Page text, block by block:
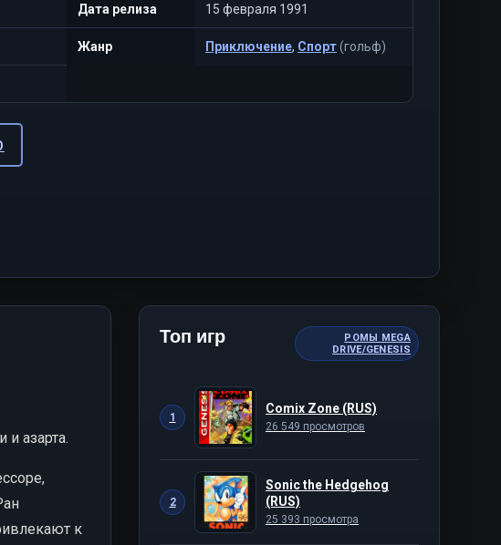
Дата релиза 15 февраля 1991
Жанр Приключение, Спорт(гольф)
азарта.
к
Топ игр
РОМЫ MEGA
DRIVE/GENESIS
1
Comix Zone (RUS)
26 549 просмотров
2
Sonic the Hedgehog
(RUS)
25 393 просмотра